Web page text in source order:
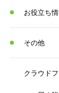
お役立ち
その他
クラウド